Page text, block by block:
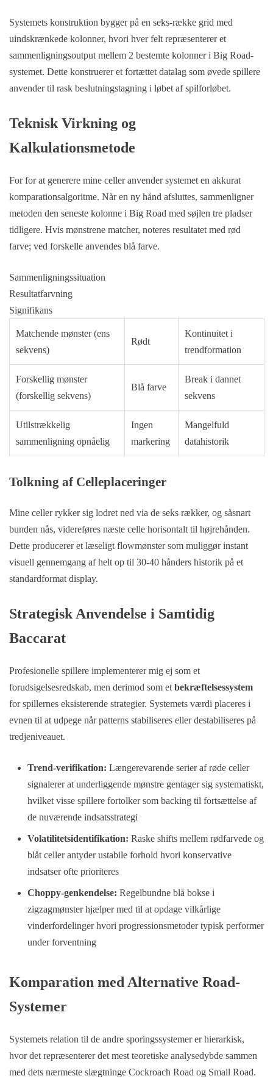
Systemets konstruktion bygger på en seks-række grid med
uindskrænkede kolonner, hvori hver felt repræsenterer et
sammenligningsoutput mellem 2 bestemte kolonner i Big Road-
systemet. Dette konstruerer et fortættet datalag som øvede spillere
anvender til rask beslutningstagning i løbet af spilforløbet.
Teknisk Virkning og
Kalkulationsmetode
For for at generere mine celler anvender systemet en akkurat
komparationsalgoritme. Når en ny hånd afsluttes, sammenligner
metoden den seneste kolonne i Big Road med søjlen tre pladser
tidligere. Hvis mønstrene matcher, noteres resultatet med rød
farve; ved forskelle anvendes blå farve.
Sammenligningssituation
Resultatfarvning
Signifikans
Matchende mønster (ens
sekvens)
Rødt
Kontinuitet i
trendformation
Forskellig mønster
(forskellig sekvens)
Blå farve
Break i dannet
sekvens
Utilstrækkelig
sammenligning opnåelig
Ingen
markering
Mangelfuld
datahistorik
Tolkning af Celleplaceringer
Mine celler rykker sig lodret ned via de seks rækker, og såsnart
bunden nås, videreføres næste celle horisontalt til højrehånden.
Dette producerer et læseligt flowmønster som muliggør instant
visuell gennemgang af helt op til 30-40 hånders historik på et
standardformat display.
Strategisk Anvendelse i Samtidig
Baccarat
Profesionelle spillere implementerer mig ej som et
forudsigelsesredskab, men derimod som et bekræftelsessystem
for spillernes eksisterende strategier. Systemets værdi placeres i
evnen til at udpege når patterns stabiliseres eller destabiliseres på
tredjeniveauet.
Trend-verifikation: Længerevarende serier af røde celler
signalerer at underliggende mønstre gentager sig systematiskt,
hvilket visse spillere fortolker som backing til fortsættelse af
de nuværende indsatsstrategi
Volatilitetsidentifikation: Raske shifts mellem rødfarvede og
blåt celler antyder ustabile forhold hvori konservative
indsatser ofte prioriteres
Choppy-genkendelse: Regelbundne blå bokse i
zigzagmønster hjælper med til at opdage vilkårlige
vinderfordelinger hvori progressionsmetoder typisk performer
under forventning
Komparation med Alternative Road-
Systemer
Systemets relation til de andre sporingssystemer er hierarkisk,
hvor det repræsenterer det mest teoretiske analysedybde sammen
med dets nærmeste slægtninge Cockroach Road og Small Road.